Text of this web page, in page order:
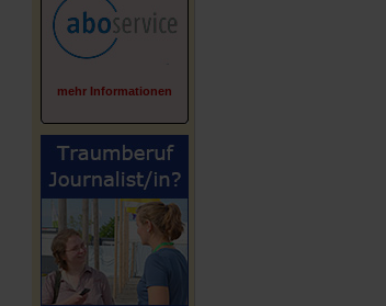
mehr Informationen